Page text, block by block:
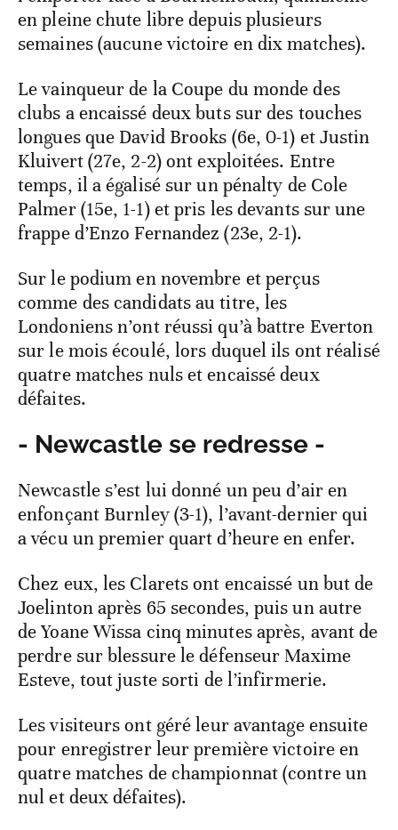
en pleine chute libre depuis plusieurs
semaines (aucune victoire en dix matches).
Le vainqueur de la Coupe du monde des
clubs a encaissé deux buts sur des touches
longues que David Brooks (6e, 0-1) et Justin
Kluivert (27e, 2-2) ont exploitées. Entre
temps, il a égalisé sur un pénalty de Cole
Palmer (15e, 1-1) et pris les devants sur une
frappe d’Enzo Fernandez (23e, 2-1).
Sur le podium en novembre et perçus
comme des candidats au titre, les
Londoniens n’ont réussi qu’à battre Everton
sur le mois écoulé, lors duquel ils ont réalisé
quatre matches nuls et encaissé deux
défaites.
- Newcastle se redresse -
Newcastle s’est lui donné un peu d’air en
enfonçant Burnley (3-1), l’avant-dernier qui
a vécu un premier quart d’heure en enfer.
Chez eux, les Clarets ont encaissé un but de
Joelinton après 65 secondes, puis un autre
de Yoane Wissa cinq minutes après, avant de
perdre sur blessure le défenseur Maxime
Esteve, tout juste sorti de l’infirmerie.
Les visiteurs ont géré leur avantage ensuite
pour enregistrer leur première victoire en
quatre matches de championnat (contre un
nul et deux défaites).